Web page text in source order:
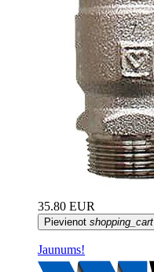
35.80 EUR
Pievienot shopping_cart
Jaunums!